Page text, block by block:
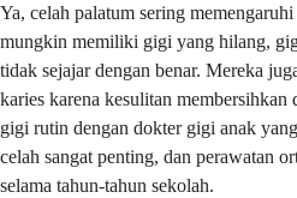
Ya, celah palatum sering
mungkin memiliki gigi yang hilang,
tidak sejajar dengan benar. Mereka
karies karena kesulitan membersihkan
gigi rutin dengan dokter gigi anak
celah sangat penting, dan perawatan
selama tahun-tahun sekolah.